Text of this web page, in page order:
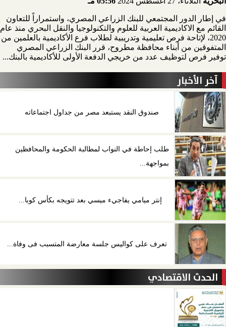
في إطار الدور المجتمعي للبنك الزراعي المصري، واستمراراً للتعاون
القائم مع الاكاديمية العربية للعلوم والتكنولوجيا والنقل البحري منذ عام
2020، لإتاحة فرص تعليمية وتدريبية لطلاب فرع الأكاديمية بالعلمين من
المتفوقين من أبناء محافظة مطروح، قرر البنك الزراعي المصري
توفير فرص لتوظيف عدد من خريجي الدفعة الأولى للأكاديمية بالبنك...
آخر الأخبار
صندوق النقد يستبعد مصر من جداول اجتماعاته
طلب إحاطة في النواب لمطالبة الحكومة والمحافظين
بمواجهة...
إنتر ميامي يفاجيء ميسي بعد تتويجه بكأس كوبا...
تعرف على كواليس جلسة معارضة المتسبب فى وفاة...
الحدث الاقتصادي